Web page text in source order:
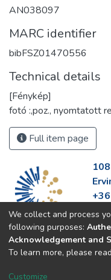
AN038097
MARC identifier
bibFSZ01470556
Technical details
[Fénykép]
fotó :,poz., nyomtatott
Full item page
We collect and process
following purposes:
Acknowledgement and
To learn more, please
Customize